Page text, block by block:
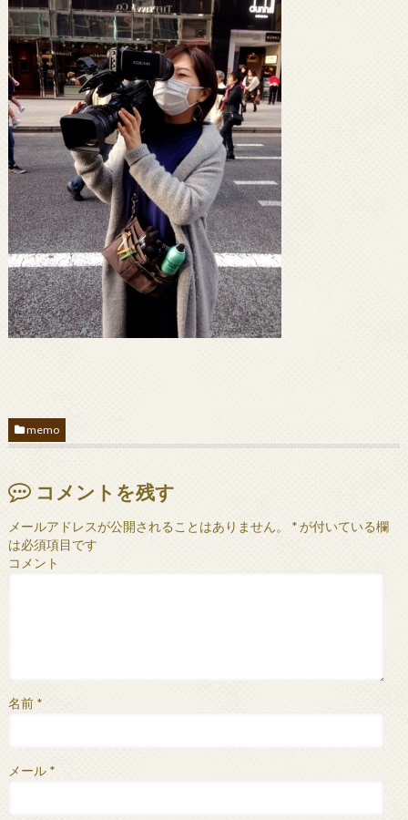
memo
コメントを残す
メールアドレスが公開されることはありません。 *が付いている欄
は必須項目です
コメント
名前 *
メール *